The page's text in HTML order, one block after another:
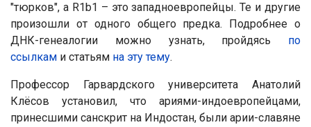
"тюрков", а R1b1 – это западноевропейцы. Те и другие
произошли от одного общего предка. Подробнее о
ДНК-генеалогии можно узнать, пройдясь по
ссылкам и статьям на эту тему.
Профессор Гарвардского университета Анатолий
Клёсов установил, что ариями-индоевропейцами,
принесшими санскрит на Индостан, были арии-славяне